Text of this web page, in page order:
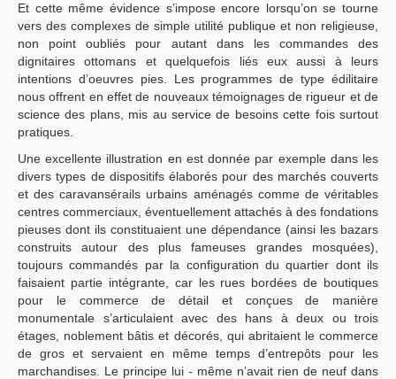
Et cette même évidence s’impose encore lorsqu’on se tourne
vers des complexes de simple utilité publique et non religieuse,
non point oubliés pour autant dans les commandes des
dignitaires ottomans et quelquefois liés eux aussi à leurs
intentions d’oeuvres pies. Les programmes de type édilitaire
nous offrent en effet de nouveaux témoignages de rigueur et de
science des plans, mis au service de besoins cette fois surtout
pratiques.
Une excellente illustration en est donnée par exemple dans les
divers types de dispositifs élaborés pour des marchés couverts
et des caravansérails urbains aménagés comme de véritables
centres commerciaux, éventuellement attachés à des fondations
pieuses dont ils constituaient une dépendance (ainsi les bazars
construits autour des plus fameuses grandes mosquées),
toujours commandés par la configuration du quartier dont ils
faisaient partie intégrante, car les rues bordées de boutiques
pour le commerce de détail et conçues de manière
monumentale s’articulaient avec des hans à deux ou trois
étages, noblement bâtis et décorés, qui abritaient le commerce
de gros et servaient en même temps d’entrepôts pour les
marchandises. Le principe lui - même n’avait rien de neuf dans